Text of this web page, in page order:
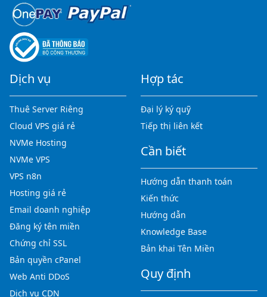
Dịch vụ
Thuê Server Riêng
Cloud VPS giá rẻ
NVMe Hosting
NVMe VPS
VPS n8n
Hosting giá rẻ
Email doanh nghiệp
Đăng ký tên miền
Chứng chỉ SSL
Bản quyền cPanel
Web Anti DDoS
Dịch vụ CDN
Hợp tác
Đại lý ký quỹ
Tiếp thị liên kết
Cần biết
Hướng dẫn thanh toán
Kiến thức
Hướng dẫn
Knowledge Base
Bản khai Tên Miền
Quy định